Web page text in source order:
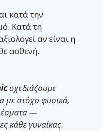
κατά την
Κατά τη
αν είναι η
ασθενή.
σχεδιάζουμε
με στόχο φυσικά,
—
κάθε γυναίκας.